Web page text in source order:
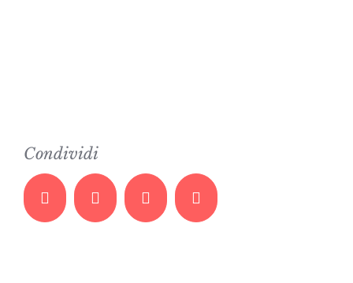
Condividi
Facebook Twitter Whatsapp Email